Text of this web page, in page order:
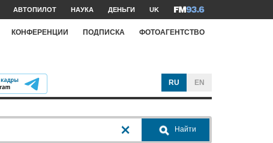
АВТОПИЛОТ НАУКА ДЕНЬГИ UK
КОНФЕРЕНЦИИ ПОДПИСКА ФОТОАГЕНТСТВО
RU EN
Найти